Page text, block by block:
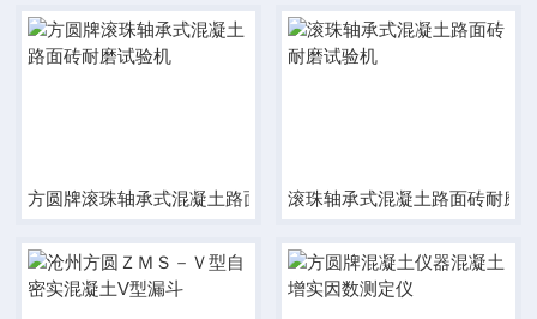
方圆牌滚珠轴承式混凝土路面砖耐磨试验机滚珠轴承式混凝土路面砖耐磨